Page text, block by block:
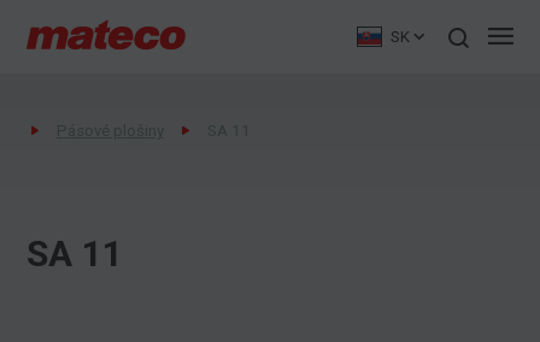
SK
SA 11